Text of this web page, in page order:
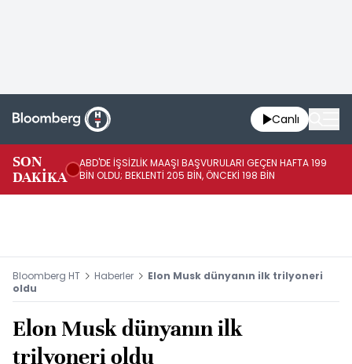
Canlı
SON
DAKİKA
ABD'DE İŞSİZLİK MAAŞI BAŞVURULARI GEÇEN HAFTA 199
BİN OLDU; BEKLENTİ 205 BİN, ÖNCEKİ 198 BİN
Bloomberg HT Haberler
Elon Musk dünyanın ilk trilyoneri
oldu
Elon Musk dünyanın ilk
trilyoneri oldu